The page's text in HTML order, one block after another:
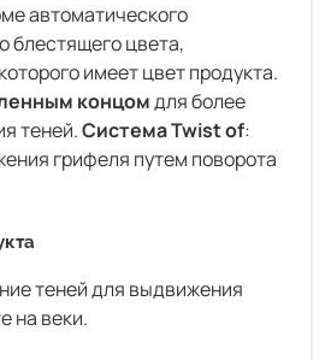
автоматического
блестящего цвета,
имеет цвет продукта.
концомдля более
теней.Система Twist of:
грифеля путем поворота
теней для выдвижения
на веки.